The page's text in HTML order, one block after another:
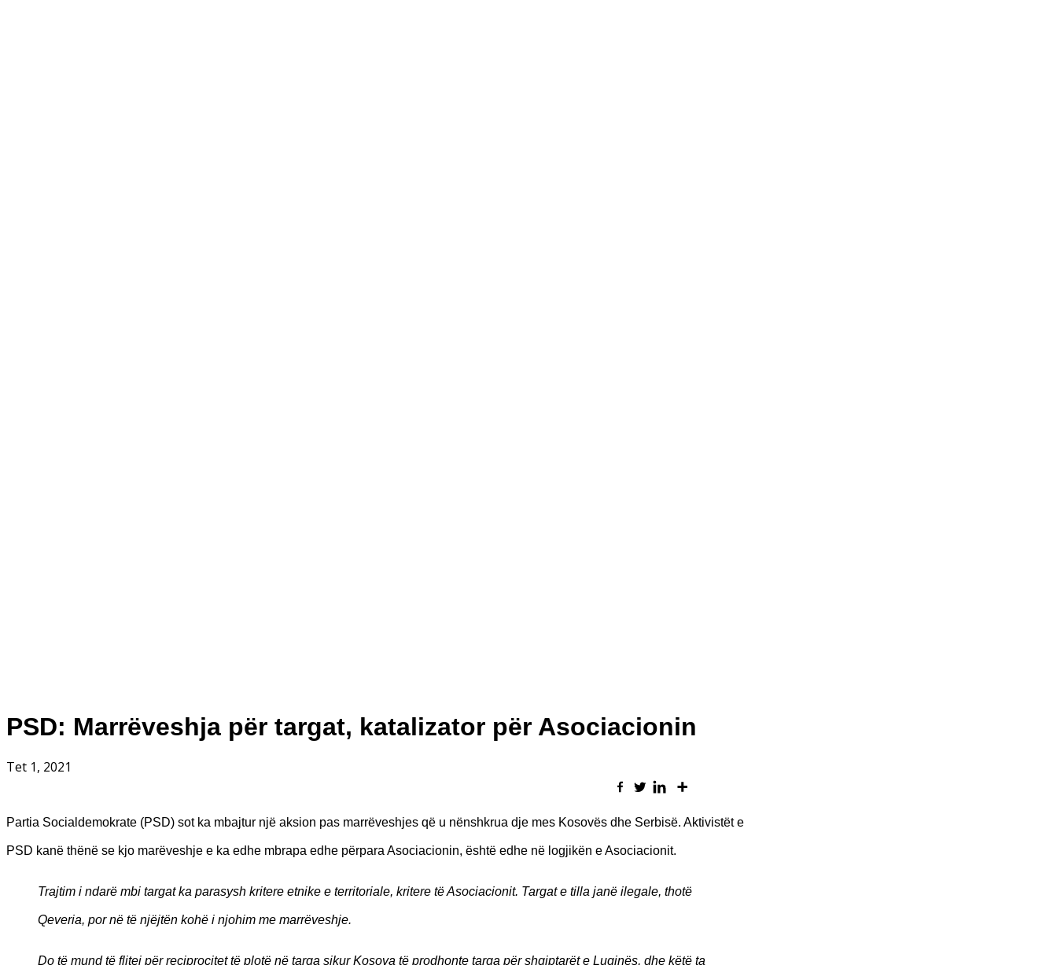
PSD: Marrëveshja për targat, katalizator për Asociacionin
Tet 1, 2021
Partia Socialdemokrate (PSD) sot ka mbajtur një aksion pas marrëveshjes që u nënshkrua dje mes Kosovës dhe Serbisë. Aktivistët e
PSD kanë thënë se kjo marëveshje e ka edhe mbrapa edhe përpara Asociacionin, është edhe në logjikën e Asociacionit.
Trajtim i ndarë mbi targat ka parasysh kritere etnike e territoriale, kritere të Asociacionit. Targat e tilla janë ilegale, thotë
Qeveria, por në të njëjtën kohë i njohim me marrëveshje.
Do të mund të flitej për reciprocitet të plotë në targa sikur Kosova të prodhonte targa për shqiptarët e Luginës, dhe këtë ta